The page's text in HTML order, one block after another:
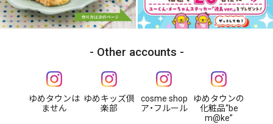
Other accounts
ゆめタウンは
ません
ゆめキッズ倶
楽部
cosme shop
ア・フルール
ゆめタウンの
化粧品“be
m@ke”